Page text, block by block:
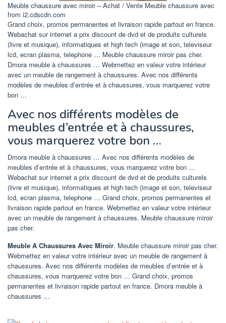
Meuble chaussure avec miroir – Achat / Vente Meuble chaussure avec
from i2.cdscdn.com
Grand choix, promos permanentes et livraison rapide partout en france.
Webachat sur internet a prix discount de dvd et de produits culturels
(livre et musique), informatiques et high tech (image et son, televiseur
lcd, ecran plasma, telephone … Meuble chaussure miroir pas cher.
Dmora meuble à chaussures … Webmettez en valeur votre intérieur
avec un meuble de rangement à chaussures. Avec nos différents
modèles de meubles d’entrée et à chaussures, vous marquerez votre
bon …
Avec nos différents modèles de
meubles d’entrée et à chaussures,
vous marquerez votre bon …
Dmora meuble à chaussures … Avec nos différents modèles de
meubles d’entrée et à chaussures, vous marquerez votre bon …
Webachat sur internet a prix discount de dvd et de produits culturels
(livre et musique), informatiques et high tech (image et son, televiseur
lcd, ecran plasma, telephone … Grand choix, promos permanentes et
livraison rapide partout en france. Webmettez en valeur votre intérieur
avec un meuble de rangement à chaussures. Meuble chaussure miroir
pas cher.
Meuble A Chaussures Avec Miroir. Meuble chaussure miroir pas cher.
Webmettez en valeur votre intérieur avec un meuble de rangement à
chaussures. Avec nos différents modèles de meubles d’entrée et à
chaussures, vous marquerez votre bon … Grand choix, promos
permanentes et livraison rapide partout en france. Dmora meuble à
chaussures …